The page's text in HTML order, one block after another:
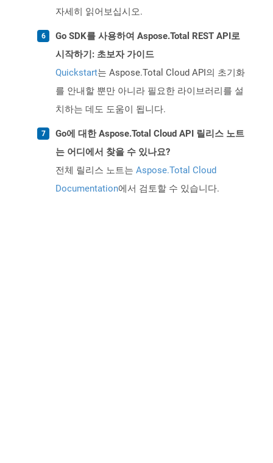
자세히 읽어보십시오.
Go SDK를 사용하여 Aspose.Total REST API로
시작하기: 초보자 가이드
Quickstart는 Aspose.Total Cloud API의 초기화
를 안내할 뿐만 아니라 필요한 라이브러리를 설
치하는 데도 도움이 됩니다.
Go에 대한 Aspose.Total Cloud API 릴리스 노트
는 어디에서 찾을 수 있나요?
전체 릴리스 노트는 Aspose.Total Cloud
Documentation에서 검토할 수 있습니다.